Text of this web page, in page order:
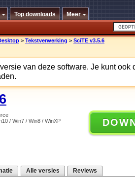
Top downloads Meer
> Tekstverwerking > SciTE v3.5.6
van deze software. Je kunt ook
/ Win7 / Win8 / WinXP
Alle versies Reviews